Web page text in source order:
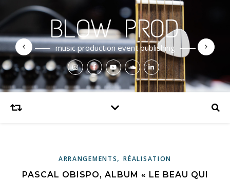
BLOW PROD
music production event publishing
ARRANGEMENTS,RÉALISATION
PASCAL OBISPO, ALBUM « LE BEAU QUI